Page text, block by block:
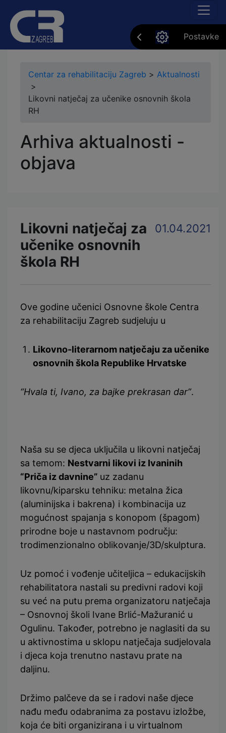
Postavke
Centar za rehabilitaciju Zagreb > Aktualnosti
>
Likovni natječaj za učenike osnovnih škola
RH
Arhiva aktualnosti -
objava
Likovni natječaj za
učenike osnovnih
škola RH
01.04.2021
Ove godine učenici Osnovne škole Centra
za rehabilitaciju Zagreb sudjeluju u
Likovno-literarnom natječaju za učenike
osnovnih škola Republike Hrvatske
“Hvala ti, Ivano, za bajke prekrasan dar”.
Naša su se djeca uključila u likovni natječaj
sa temom: Nestvarni likovi iz Ivaninih
“Priča iz davnine” uz zadanu
likovnu/kiparsku tehniku: metalna žica
(aluminijska i bakrena) i kombinacija uz
mogućnost spajanja s konopom (špagom)
prirodne boje u nastavnom području:
trodimenzionalno oblikovanje/3D/skulptura.
Uz pomoć i vođenje učiteljica – edukacijskih
rehabilitatora nastali su predivni radovi koji
su već na putu prema organizatoru natječaja
– Osnovnoj školi Ivane Brlić-Mažuranić u
Ogulinu. Također, potrebno je naglasiti da su
u aktivnostima u sklopu natječaja sudjelovala
i djeca koja trenutno nastavu prate na
daljinu.
Držimo palčeve da se i radovi naše djece
nađu među odabranima za postavu izložbe,
koja će biti organizirana i u virtualnom